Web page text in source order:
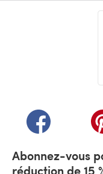
(s'ouvre dans
Abonnez-vous
réduction de 15